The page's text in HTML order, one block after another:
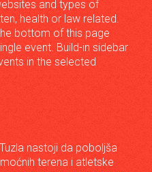
and types of
health or law related.
bottom of this page
event. Build-in sidebar
in the selected
nastoji da poboljša
terena i atletske